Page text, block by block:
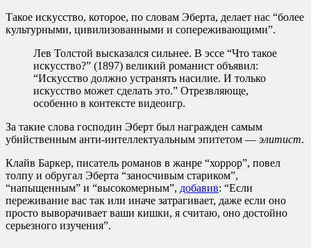
Такое искусство, которое, по словам Эберта, делает нас “более
культурными, цивилизованными и сопереживающими”.
Лев Толстой высказался сильнее. В эссе “Что такое
искусство?” (1897) великий романист объявил:
“Искусство должно устранять насилие. И только
искусство может сделать это.” Отрезвляюще,
особенно в контексте видеоигр.
За такие слова господин Эберт был награжден самым
убийственным анти-интеллектуальным эпитетом — элитист.
Клайв Баркер, писатель романов в жанре “хоррор”, повел
толпу и обругал Эберта “заносчивым стариком”,
“напыщенным” и “высокомерным”, добавив: “Если
переживание вас так или иначе затрагивает, даже если оно
просто выворачивает ваши кишки, я считаю, оно достойно
серьезного изучения”.